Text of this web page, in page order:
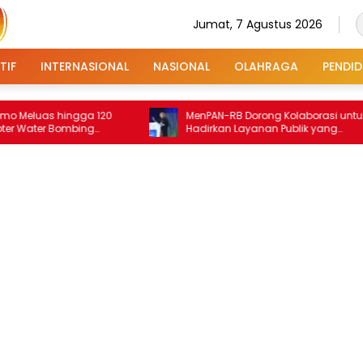
Jumat, 7 Agustus 2026
INTERNASIONAL NASIONAL OLAHRAGA
hingga 120
MenPAN-RB Dorong Kolaborasi untuk
Hadirkan Layanan Publik yang
Terintegrasi dan Inklusif